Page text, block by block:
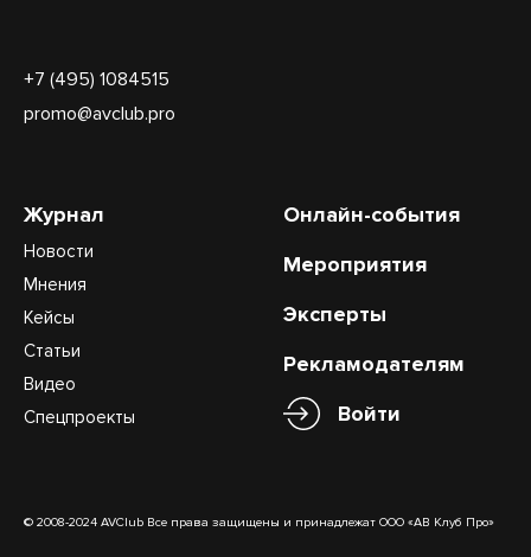
+7 (495) 1084515
promo@avclub.pro
Журнал
Новости
Мнения
Кейсы
Статьи
Видео
Спецпроекты
Онлайн-события
Мероприятия
Эксперты
Рекламодателям
Войти
© 2008-2024 AVClub Все права защищены и принадлежат ООО «АВ Клуб Про»